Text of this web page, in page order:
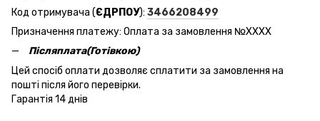
Код отримувача (ЄДРПОУ): 3466208499
Призначення платежу: Оплата за замовлення №ХХХХ
Післяплата(Готівкою)
Цей спосіб оплати дозволяє сплатити за замовлення на
пошті після його перевірки.
Гарантія 14 днів